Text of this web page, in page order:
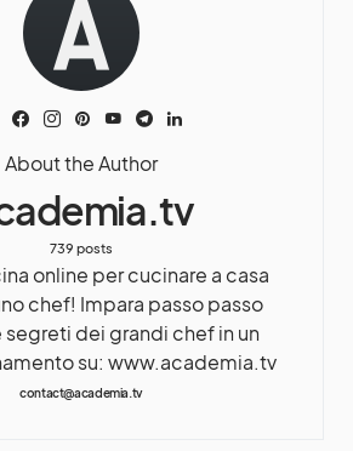
About the Author
739 posts
online per cucinare a casa
chef! Impara passo passo
dei grandi chef in un
su: www.academia.tv
contact@academia.tv